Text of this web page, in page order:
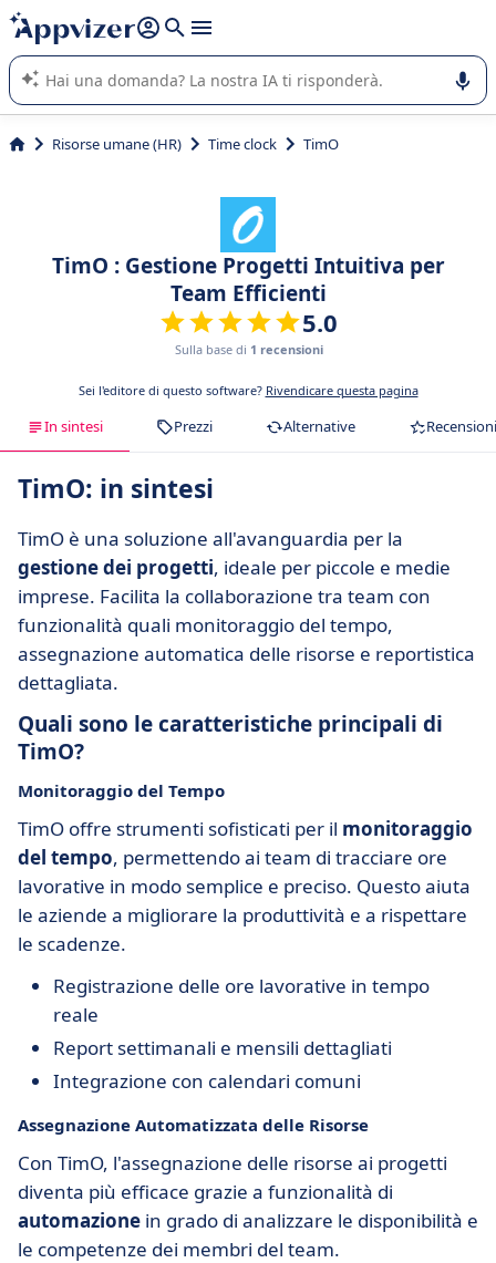
righe con
shift + enter
L'IA di Appvizer vi guida nell'utilizzo o nella scelta di un
software SaaS per la vostra azienda.
Risorse umane (HR) Time clock TimO
TimO : Gestione Progetti Intuitiva per
Team Efficienti
5.0
Sulla base di 1 recensioni
Sei l'editore di questo software? Rivendicare questa pagina
In sintesi Prezzi Alternative Recensioni
TimO: in sintesi
TimO è una soluzione all'avanguardia per la
gestione dei progetti, ideale per piccole e medie
imprese. Facilita la collaborazione tra team con
funzionalità quali monitoraggio del tempo,
assegnazione automatica delle risorse e reportistica
dettagliata.
Quali sono le caratteristiche principali di
TimO?
Monitoraggio del Tempo
TimO offre strumenti sofisticati per il monitoraggio
del tempo, permettendo ai team di tracciare ore
lavorative in modo semplice e preciso. Questo aiuta
le aziende a migliorare la produttività e a rispettare
le scadenze.
Registrazione delle ore lavorative in tempo
reale
Report settimanali e mensili dettagliati
Integrazione con calendari comuni
Assegnazione Automatizzata delle Risorse
Con TimO, l'assegnazione delle risorse ai progetti
diventa più efficace grazie a funzionalità di
automazione in grado di analizzare le disponibilità e
le competenze dei membri del team.